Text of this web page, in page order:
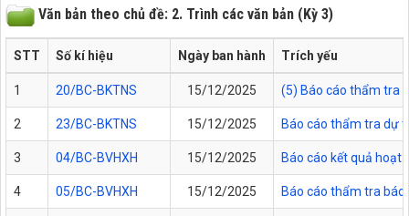
Văn bản theo chủ đề: 2. Trình các văn bản (Kỳ 3)
STT Số kí hiệu Ngày ban hành Trích yếu
1 20/BC-BKTNS 15/12/2025 (5) Báo cáo thẩm tra
2 23/BC-BKTNS 15/12/2025 Báo cáo thẩm tra dự
3 04/BC-BVHXH 15/12/2025 Báo cáo kết quả hoạt
4 05/BC-BVHXH 15/12/2025 Báo cáo thẩm tra